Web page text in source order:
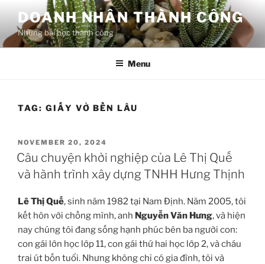
content
DOANH NHÂN THÀNH CÔNG
Những bài học thành công
Menu
TAG: GIẤY VỞ BỀN LÂU
POSTED
ON
NOVEMBER 20, 2024
Câu chuyện khởi nghiệp của Lê Thị Quế
và hành trình xây dựng TNHH Hưng Thịnh
Lê Thị Quế, sinh năm 1982 tại Nam Định. Năm 2005, tôi
kết hôn với chồng mình, anh Nguyễn Văn Hưng, và hiện
nay chúng tôi đang sống hạnh phúc bên ba người con:
con gái lớn học lớp 11, con gái thứ hai học lớp 2, và cháu
trai út bốn tuổi. Nhưng không chỉ có gia đình, tôi và